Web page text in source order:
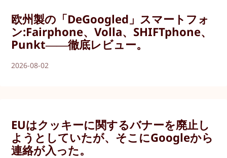
欧州製の「DeGoogled」スマートフォ
ン:Fairphone、Volla、SHIFTphone、
Punkt――徹底レビュー。
2026-08-02
EUはクッキーに関するバナーを廃止し
ようとしていたが、そこにGoogleから
連絡が入った。